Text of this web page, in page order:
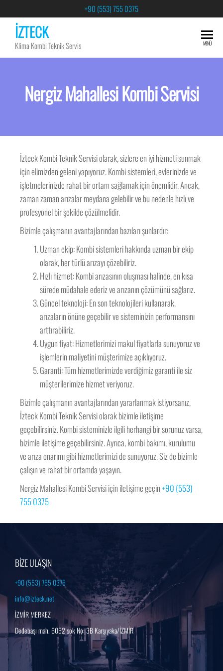
+90 (553) 755 0375
İZTECK
Klima Kombi Teknik Servis MENÜ
Nergiz Mahallesi Kombi Servisi
İzteck Kombi Teknik Servisi olarak, sizlere en iyi hizmeti sunmak
için elimizden geleni yapıyoruz. Kombi sistemleri, evlerinizde ve
işletmelerinizde rahat bir ortam sağlamak için önemlidir. Ancak,
zaman zaman arızalar meydana gelebilir ve bu nedenle hızlı ve
profesyonel bir şekilde çözülmelidir.
Bizimle çalışmanın avantajlarından bazıları şunlardır:
Uzman ekip: Kombi sistemleri hakkında uzman bir ekip
olarak, her türlü arızayı çözebiliriz.
Hızlı hizmet: Kombi arızasının oluşması halinde, en kısa
sürede müdahale ederiz ve arızanın çözümünü sağlarız.
Güncel teknoloji: En son teknolojileri kullanarak,
arızaların önüne geçebilir ve sisteminizin performansını
arttırabiliriz.
Uygun fiyat: Hizmetlerimizi makul fiyatlarla sunuyoruz ve
işlemlerin maliyetini müşterimize açıklıyoruz.
Garanti: Tüm hizmetlerimizde verdiğimiz garanti ile siz
müşterilerimize hizmet veriyoruz.
Bizimle çalışmanın avantajlarından yararlanmak istiyorsanız,
İzteck Kombi Teknik Servisi olarak bizimle iletişime
geçebilirsiniz. Kombi sisteminizle ilgili herhangi bir sorunuz varsa,
bizimle iletişime geçebilirsiniz. Ayrıca, kombi bakımı, kurulumu
ve arıza onarımı gibi hizmetlerimizi de sunuyoruz. Siz de bizimle
çalışın ve rahat bir ortamda yaşayın.
Nergiz Mahallesi Kombi Servisi için iletişime geçin+90 (553)
755 0375
BİZE ULAŞIN
+90 (553) 755 0375
info@izteck.net
İZMİR MERKEZ
Dedebaşı mah. 6052 sok No: 3B Karşıyaka/İZMİR